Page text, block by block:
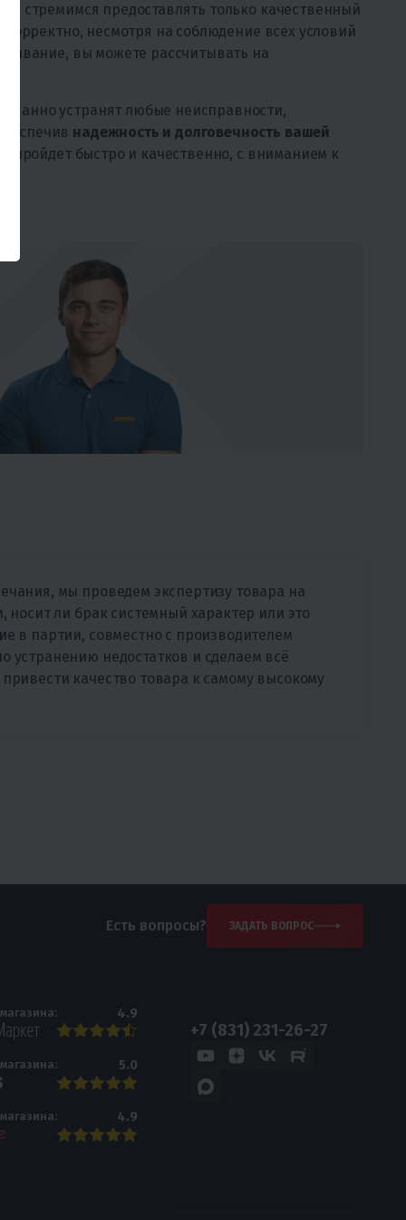
стремимся предоставлять только качественный
несмотря на соблюдение всех условий
вы можете рассчитывать на
устранят любые неисправности,
надежность и долговечность вашей
пройдет быстро и качественно, с вниманием к
мы проведем экспертизу товара на
носит ли брак системный характер или это
в партии, совместно с производителем
устранению недостатков и сделаем всё
качество товара к самому высокому
Есть вопросы? ЗАДАТЬ ВОПРОС
4.9
5.0
4.9
+7 (831) 231-26-27